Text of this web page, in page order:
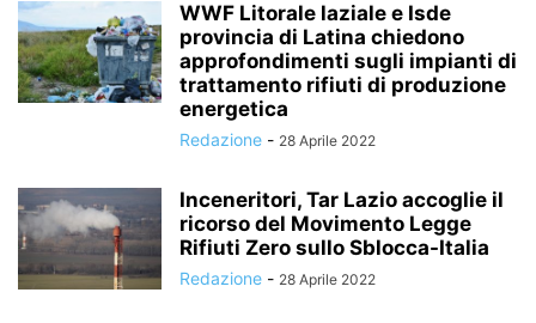
WWF Litorale laziale e Isde
provincia di Latina chiedono
approfondimenti sugli impianti di
trattamento rifiuti di produzione
energetica
Redazione - 28 Aprile 2022
Inceneritori, Tar Lazio accoglie il
ricorso del Movimento Legge
Rifiuti Zero sullo Sblocca-Italia
Redazione - 28 Aprile 2022